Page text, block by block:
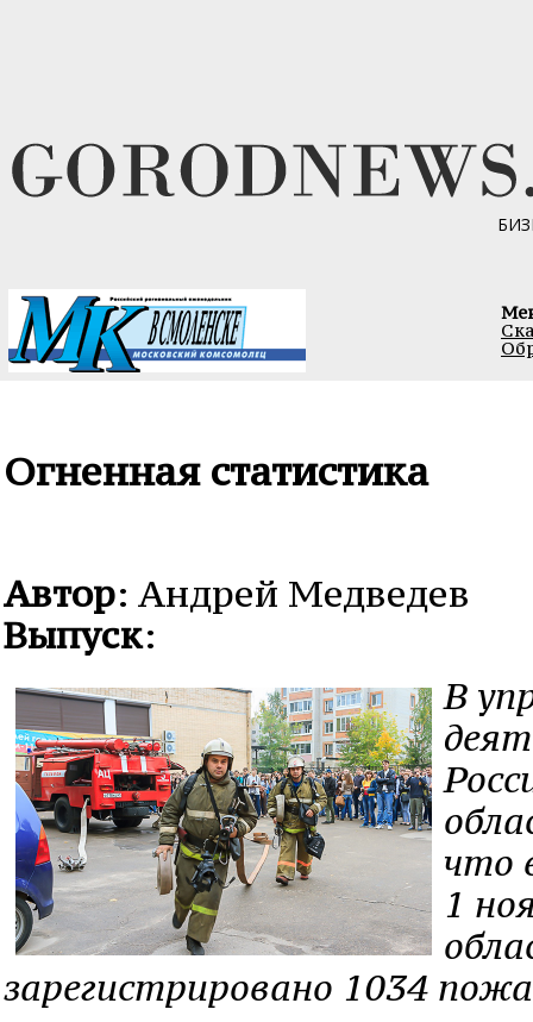
Огненная статистика
Автор: Андрей Медведев
Выпуск:
В
что
1
зарегистрировано 1034